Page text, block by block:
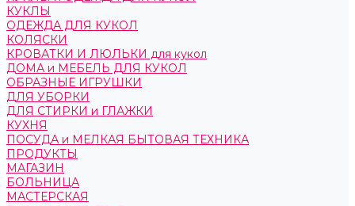
КУКЛЫ
ОДЕЖДА ДЛЯ КУКОЛ
КОЛЯСКИ
КРОВАТКИ И ЛЮЛЬКИ для кукол
ДОМА и МЕБЕЛЬ ДЛЯ КУКОЛ
ОБРАЗНЫЕ ИГРУШКИ
ДЛЯ УБОРКИ
ДЛЯ СТИРКИ и ГЛАЖКИ
КУХНЯ
ПОСУДА и МЕЛКАЯ БЫТОВАЯ ТЕХНИКА
ПРОДУКТЫ
МАГАЗИН
БОЛЬНИЦА
МАСТЕРСКАЯ